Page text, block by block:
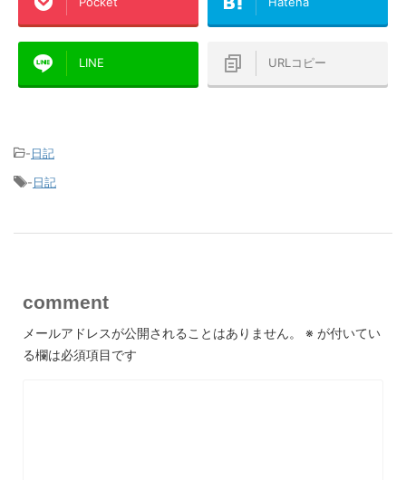
LINE URLコピー
-日記
-日記
comment
メールアドレスが公開されることはありません。 ※ が付いてい
る欄は必須項目です